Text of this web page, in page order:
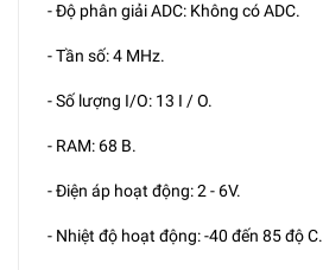
- Độ phân giải ADC: Không có ADC.
- Tần số: 4 MHz.
- Số lượng I/O: 13 I / O.
- RAM: 68 B.
- Điện áp hoạt động: 2 - 6V.
- Nhiệt độ hoạt động: -40 đến 85 độ C.